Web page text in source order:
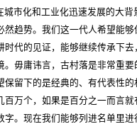
城市化和工业化迅速发展的大
然趋势。我们这一代人希望能
时代的见证，能够继续传承下
。毋庸讳言，古村落是非常重
保留下的是经典的、有代表性
百万个，如果是百分之一而言
字。现在我们能够列进名单里